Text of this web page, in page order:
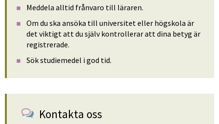
Meddela alltid frånvaro till läraren.
Om du ska ansöka till universitet eller högskola är
det viktigt att du själv kontrollerar att dina betyg är
registrerade.
Sök studiemedel i god tid.
Kontakta oss